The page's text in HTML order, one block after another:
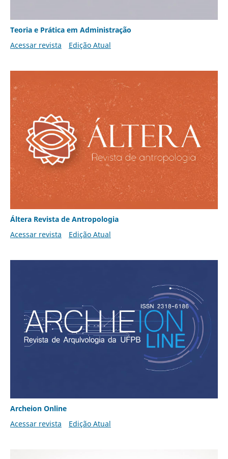
Teoria e Prática em Administração
Acessar revista
Edição Atual
Áltera Revista de Antropologia
Acessar revista
Edição Atual
Archeion Online
Acessar revista
Edição Atual